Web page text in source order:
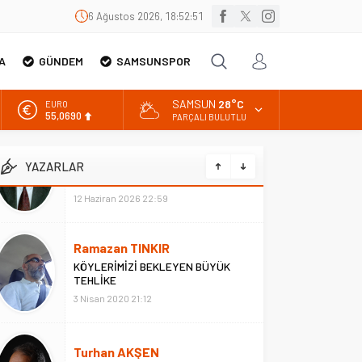
6 Ağustos 2026, 18:52:52
GÜNDEM SAMSUNSPOR
ALTIN
6.525,39
DOLAR
47,5954
SAMSUN 28°C
PARÇALI BULUTLU
YAZARLAR
TEHLİKE
3 Nisan 2020 21:12
Bölüm 3